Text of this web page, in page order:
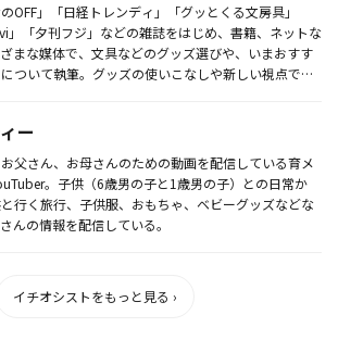
のOFF」「日経トレンディ」「グッとくる文房具」
」「夕刊フジ」などの雑誌をはじめ、書籍、ネットな
まな媒体で、文具などのグッズ選びや、いまおすす
ついて執筆。グッズの使いこなしや新しい視点での
ー
父さん、お母さんのための動画を配信している育メ
。子供（6歳男の子と1歳男の子）との日常か
行く旅行、子供服、おもちゃ、ベビーグッズなどな
んの情報を配信している。
イチオシストをもっと見る ›